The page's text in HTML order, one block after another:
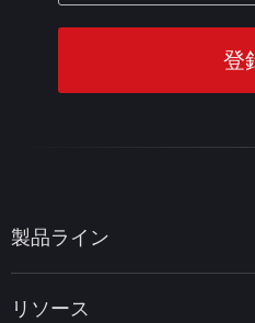
製品ライン
MiniTool Power Data Recovery
リソース